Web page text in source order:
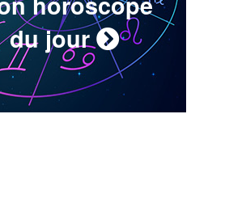
du jour